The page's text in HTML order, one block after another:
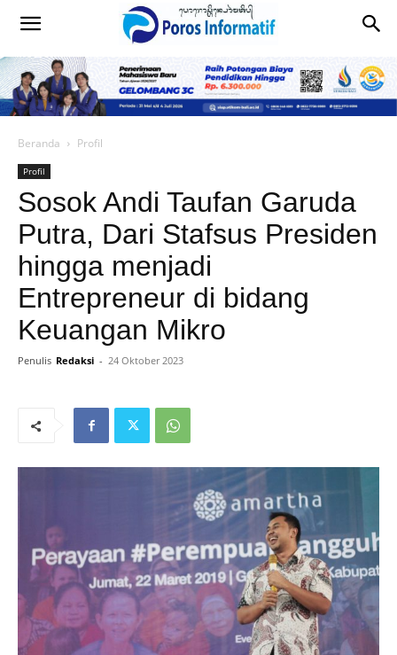
Beranda Profil
Profil
Sosok Andi Taufan Garuda
Putra, Dari Stafsus Presiden
hingga menjadi
Entrepreneur di bidang
Keuangan Mikro
Penulis Redaksi - 24 Oktober 2023